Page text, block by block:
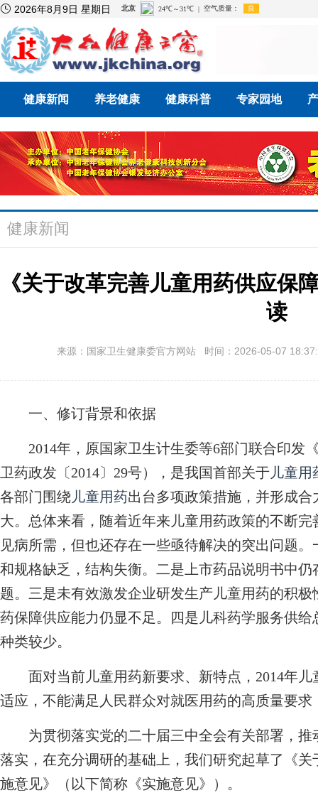
 2026年8月9日 星期日
健康新闻 养老健康 健康科普 专家园地
健康新闻
《关于改革完善儿童用药供应保
读
来源：国家卫生健康委官方网站 时间：2026-05-07
一、修订背景和依据
2014年，原国家卫生计生委等6部门联合印发
卫药政发〔2014〕29号），是我国首部关于儿童用
各部门围绕儿童用药出台多项政策措施，并形成
大。总体来看，随着近年来儿童用药政策的不断
见病所需，但也还存在一些亟待解决的突出问题
和规格缺乏，结构失衡。二是上市药品说明书中
题。三是未有效激发企业研发生产儿童用药的积
药保障供应能力仍显不足。四是儿科药学服务供
种类较少。
面对当前儿童用药新要求、新特点，2014年儿
适应，不能满足人民群众对就医用药的高质量要
为贯彻落实党的二十届三中全会有关部署，推
落实，在充分调研的基础上，我们研究起草了《
施意见》（以下简称《实施意见》）。